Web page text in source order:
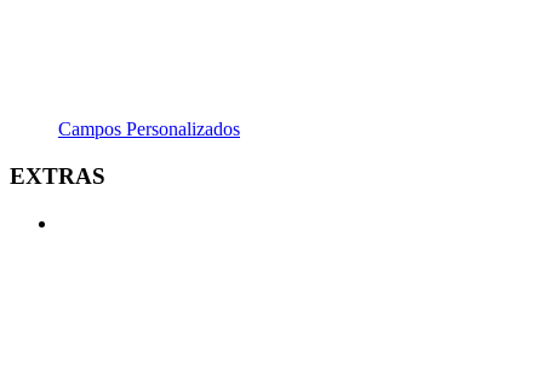
Campos Personalizados
EXTRAS